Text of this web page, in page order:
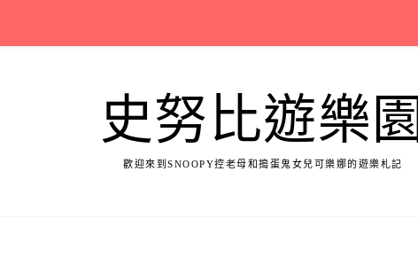
史努比遊樂園
歡迎來到SNOOPY控老母和搗蛋鬼女兒可樂娜的遊樂札記